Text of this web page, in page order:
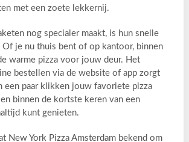
met een zoete lekkernij.
nog specialer maakt, is hun snelle
Of je nu thuis bent of op kantoor, binnen
warme pizza voor jouw deur. Het
bestellen via de website of app zorgt
een paar klikken jouw favoriete pizza
binnen de kortste keren van een
kunt genieten.
New York Pizza Amsterdam bekend om